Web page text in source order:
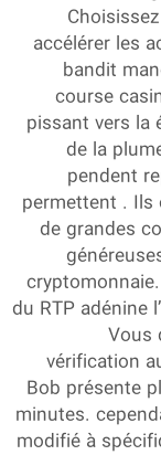
accélérer les
bandit
course
pissant vers
de la
pendent
permettent .
de grandes
du RTP
vérification
Bob présente
minutes.
modifié à